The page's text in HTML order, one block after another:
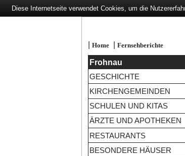
| Home| Fernsehberichte
Frohnau
GESCHICHTE
KIRCHENGEMEINDEN
SCHULEN UND KITAS
ÄRZTE UND APOTHEKEN
RESTAURANTS
BESONDERE HÄUSER
Diese Internetseite verwendet Cookies, um die